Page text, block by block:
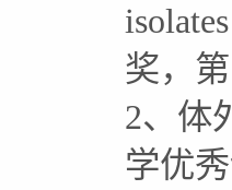
奖，
2、体
学优